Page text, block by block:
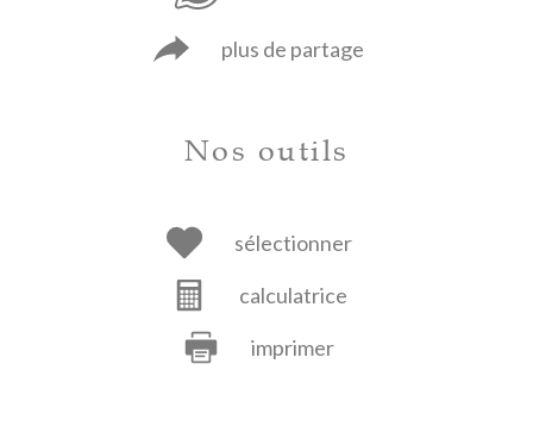
plus de partage
Nos outils
sélectionner
calculatrice
imprimer